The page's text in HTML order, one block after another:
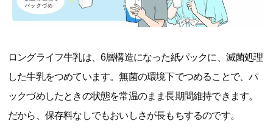
ロングライフ牛乳は、6層構造になった紙パックに、滅菌処理
した牛乳をつめています。無菌の環境下でつめることで、パ
ックづめしたときの状態を常温のまま長期間維持できます。
だから、保存料なしでもおいしさが長もちするのです。